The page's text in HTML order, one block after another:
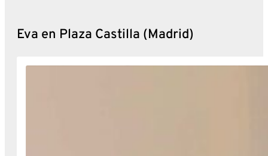
Eva en Plaza Castilla (Madrid)